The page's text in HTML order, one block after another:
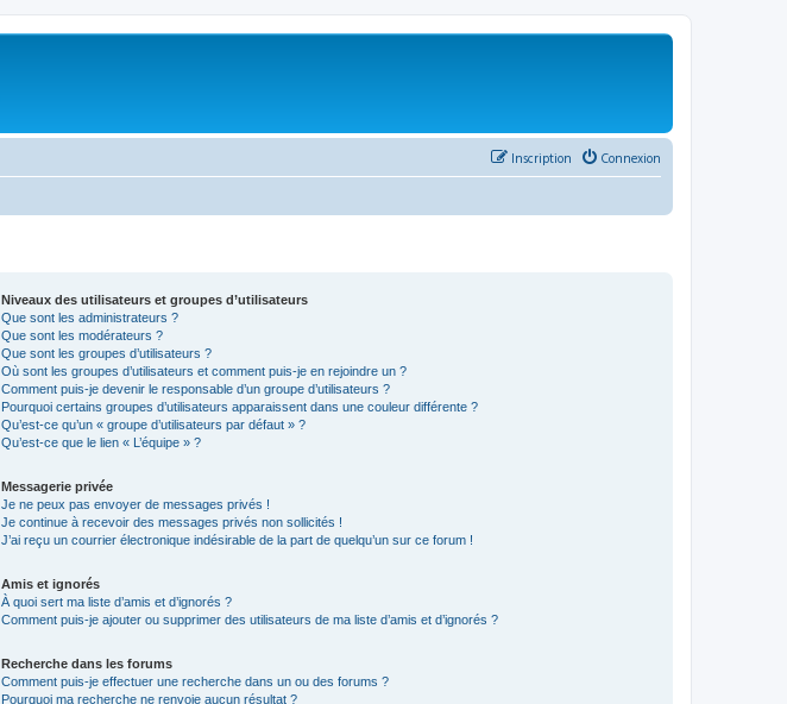
Connexion
Inscription
Niveaux des utilisateurs et groupes d’utilisateurs
Que sont les administrateurs ?
Que sont les modérateurs ?
Que sont les groupes d’utilisateurs ?
Où sont les groupes d’utilisateurs et comment puis-je en rejoindre un ?
Comment puis-je devenir le responsable d’un groupe d’utilisateurs ?
Pourquoi certains groupes d’utilisateurs apparaissent dans une couleur différente ?
Qu’est-ce qu’un « groupe d’utilisateurs par défaut » ?
Qu’est-ce que le lien « L’équipe » ?
Messagerie privée
Je ne peux pas envoyer de messages privés !
Je continue à recevoir des messages privés non sollicités !
J’ai reçu un courrier électronique indésirable de la part de quelqu’un sur ce forum !
Amis et ignorés
À quoi sert ma liste d’amis et d’ignorés ?
Comment puis-je ajouter ou supprimer des utilisateurs de ma liste d’amis et d’ignorés ?
Recherche dans les forums
Comment puis-je effectuer une recherche dans un ou des forums ?
Pourquoi ma recherche ne renvoie aucun résultat ?